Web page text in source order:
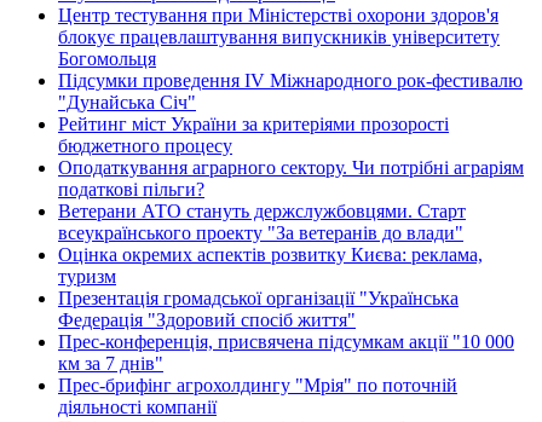
Центр тестування при Міністерстві охорони здоров'я
блокує працевлаштування випускників університету
Богомольця
Підсумки проведення IV Міжнародного рок-фестивалю
"Дунайська Січ"
Рейтинг міст України за критеріями прозорості
бюджетного процесу
Оподаткування аграрного сектору. Чи потрібні аграріям
податкові пільги?
Ветерани АТО стануть держслужбовцями. Старт
всеукраїнського проекту "За ветеранів до влади"
Оцінка окремих аспектів розвитку Києва: реклама,
туризм
Презентація громадської організації "Українська
Федерація "Здоровий спосіб життя"
Прес-конференція, присвячена підсумкам акції "10 000
км за 7 днів"
Прес-брифінг агрохолдингу "Мрія" по поточній
діяльності компанії